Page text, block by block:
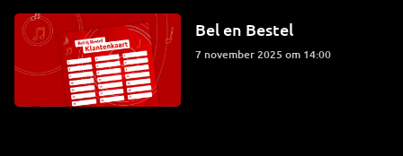
Bel en Bestel
7 november 2025 om 14:00